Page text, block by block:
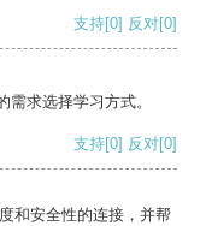
支持[0] 反对[0]
求选择学习方式。
支持[0] 反对[0]
和安全性的连接，并帮